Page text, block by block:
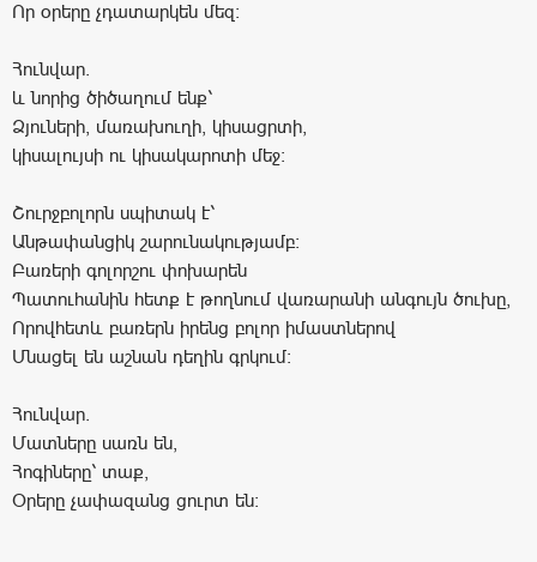
Որ օրերը չդատարկեն մեզ։
Հունվար.
և նորից ծիծաղում ենք՝
Ձյուների, մառախուղի, կիսացրտի,
կիսալույսի ու կիսակարոտի մեջ։
Շուրջբոլորն սպիտակ է՝
Անթափանցիկ շարունակությամբ։
Բառերի գոլորշու փոխարեն
Պատուհանին հետք է թողնում վառարանի անգույն ծուխը,
Որովհետև բառերն իրենց բոլոր իմաստներով
Մնացել են աշնան դեղին գրկում։
Հունվար.
Մատները սառն են,
Հոգիները՝ տաք,
Օրերը չափազանց ցուրտ են։